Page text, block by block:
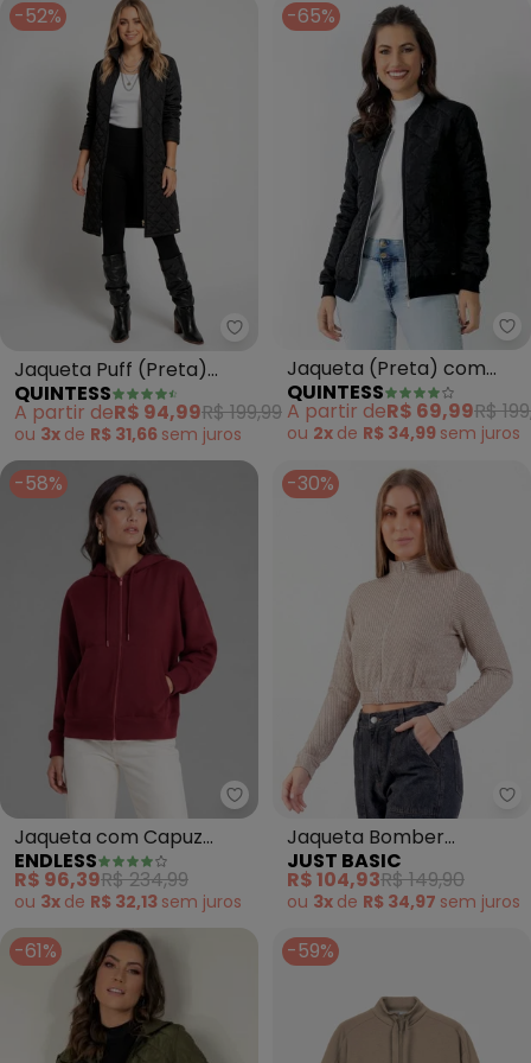
-52%
Quintess - Jaqueta Puff
Jaqueta Puff (Preta)
Alongada com Bolsos
QUINTESS
A partir deR$ 94,99R$ 199,99
ou 3x de R$ 31,66 sem juros
-65%
Jaqueta (Preta) com
Abertura em Zíper
QUINTESS
A partir deR$ 69,99R$
ou 2x de R$ 34,99 sem juros
-58%
Endless - Jaqueta com Capuz
Jaqueta com Capuz
Moletom Felpado
(Vermelho)
ENDLESS
R$ 96,39R$ 234,99
ou 3x de R$ 32,13 sem juros
-30%
Jaqueta Bomber
Feminina Jacquard Bege
JUST BASIC
R$ 104,93R$ 149,90
ou 3x de R$ 34,97 sem juros
-61% -59%